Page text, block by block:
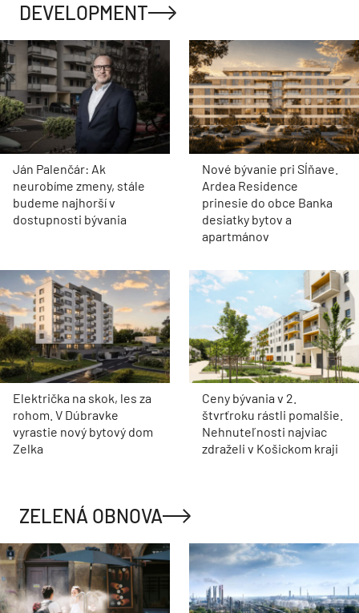
DEVELOPMENT
Ján Palenčár: Ak
neurobíme zmeny, stále
budeme najhorší v
dostupnosti bývania
Nové bývanie pri Sĺňave.
Ardea Residence
prinesie do obce Banka
desiatky bytov a
apartmánov
Električka na skok, les za
rohom. V Dúbravke
vyrastie nový bytový dom
Zelka
Ceny bývania v 2.
štvrťroku rástli pomalšie.
Nehnuteľnosti najviac
zdraželi v Košickom kraji
ZELENÁ OBNOVA